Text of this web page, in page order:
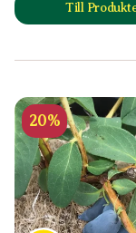
Till
till
20%